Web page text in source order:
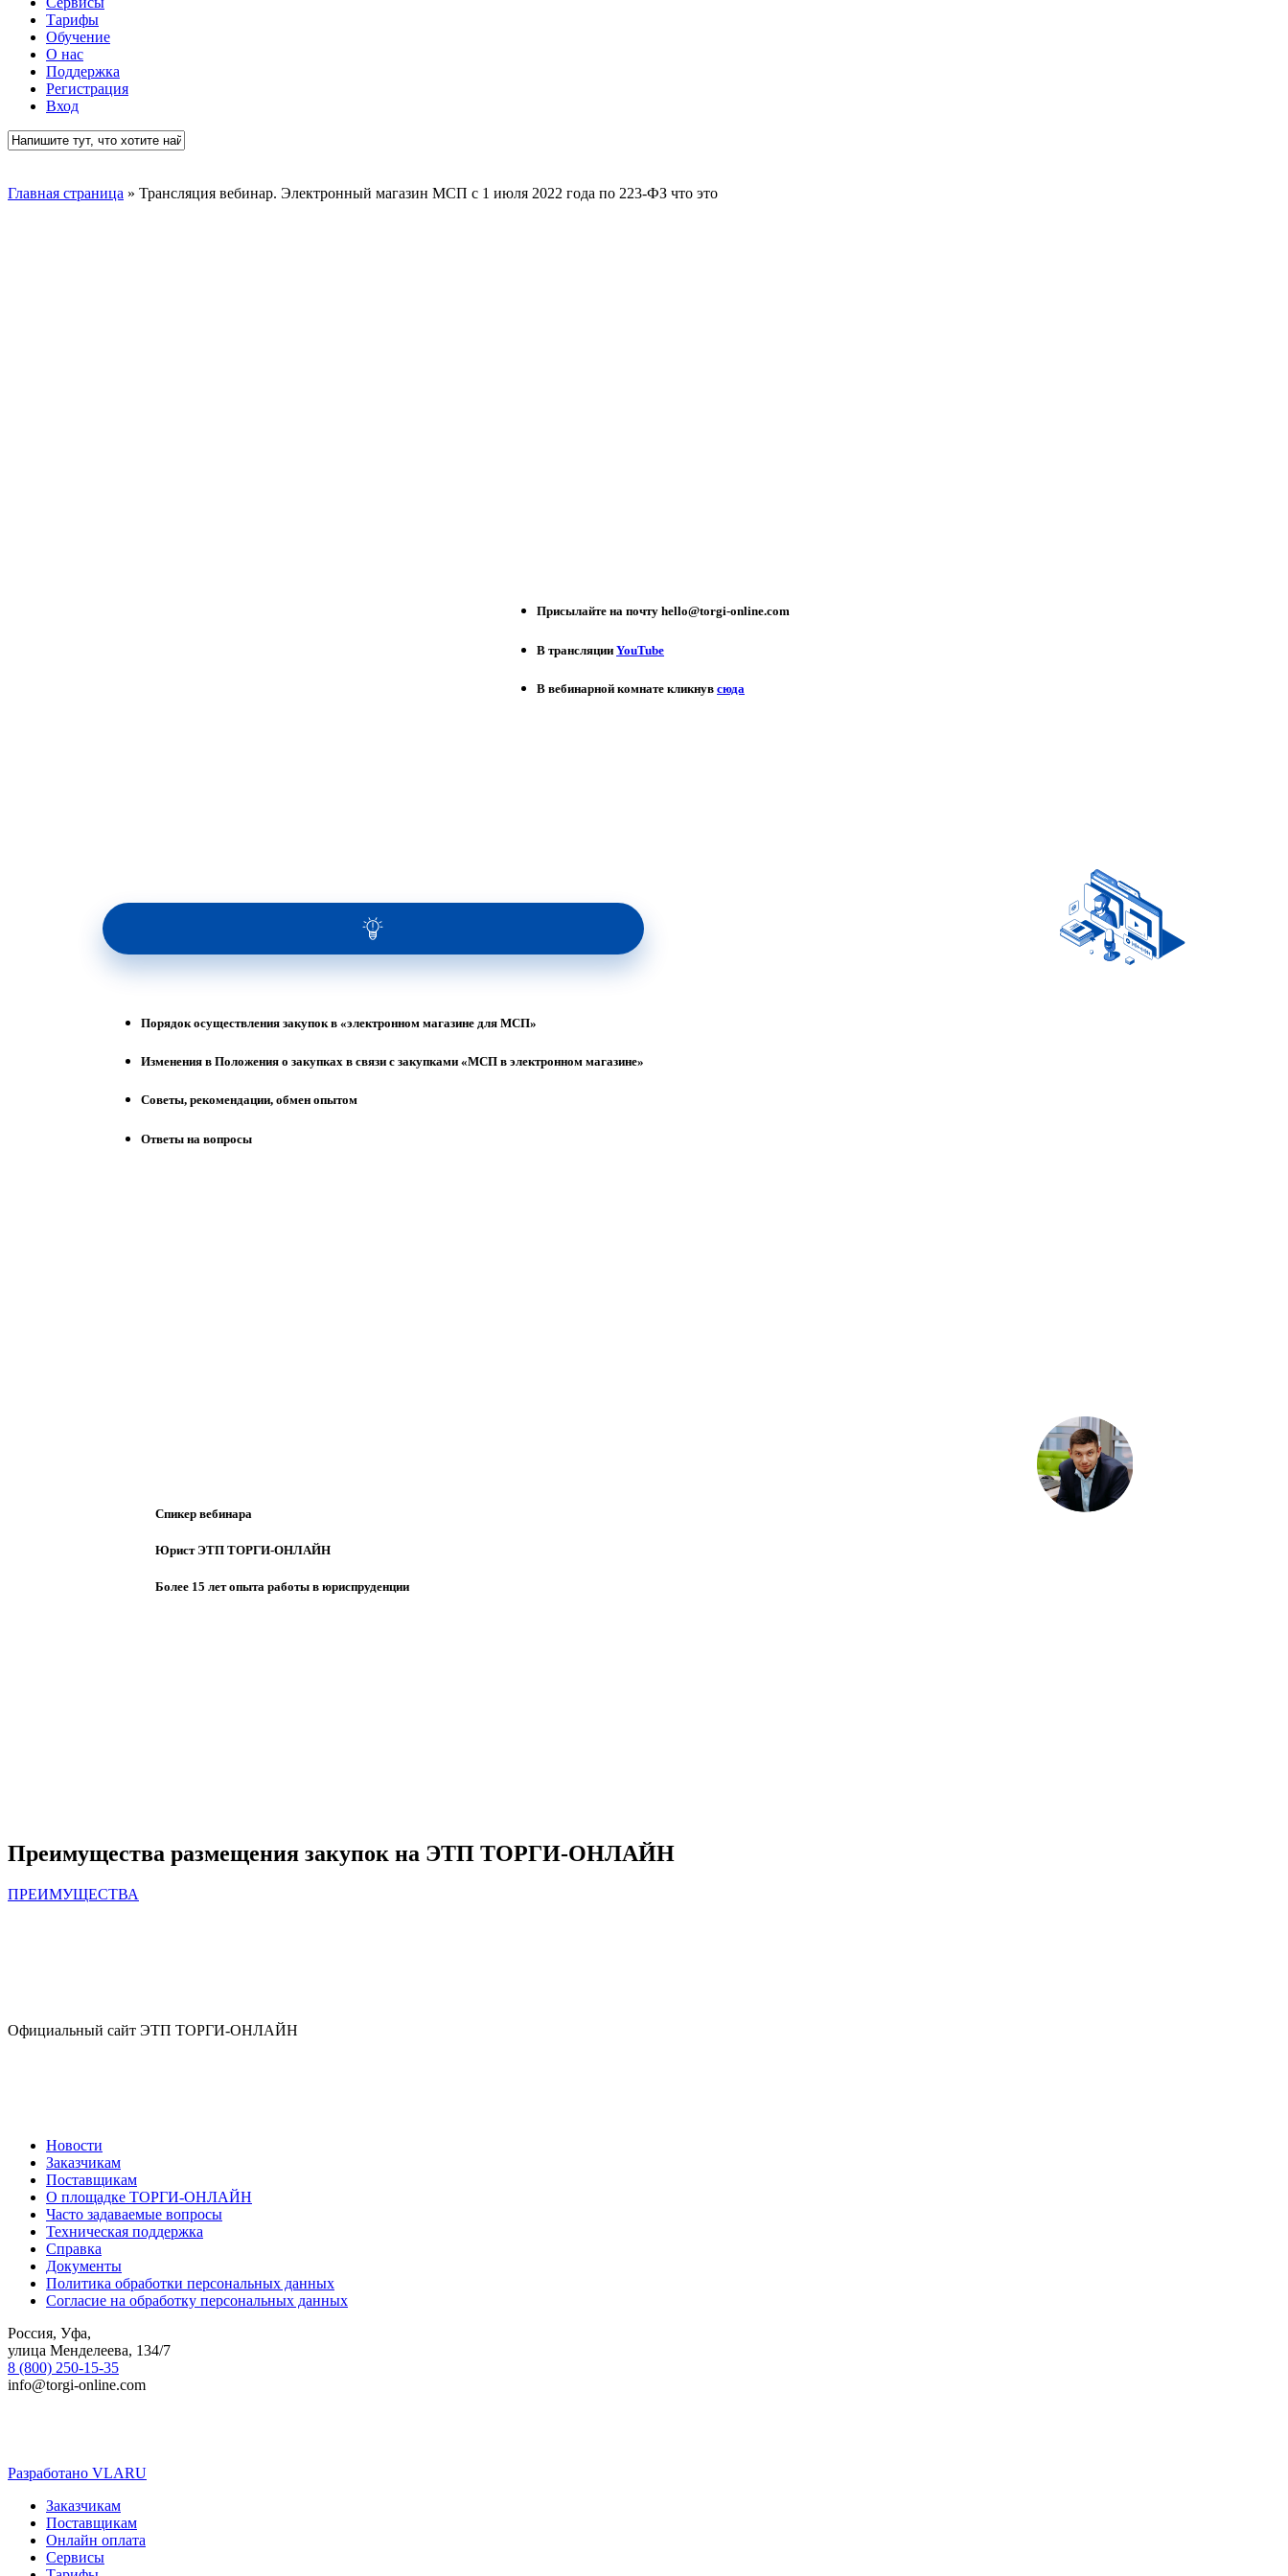
Тарифы
Обучение
О нас
Поддержка
Регистрация
Вход
Главная страница » Трансляция вебинар. Электронный магазин МСП с 1 июля 2022 года по 223-ФЗ что это
Присылайте на почту hello@torgi-online.com
В трансляции YouTube
В вебинарной комнате кликнув сюда
Порядок осуществления закупок в «электронном магазине для МСП»
Изменения в Положения о закупках в связи с закупками «МСП в электронном магазине»
Советы, рекомендации, обмен опытом
Ответы на вопросы
Спикер вебинара
Юрист ЭТП ТОРГИ-ОНЛАЙН
Более 15 лет опыта работы в юриспруденции
Преимущества размещения закупок на ЭТП ТОРГИ-ОНЛАЙН
ПРЕИМУЩЕСТВА
Официальный сайт ЭТП ТОРГИ-ОНЛАЙН
Новости
Заказчикам
Поставщикам
О площадке ТОРГИ-ОНЛАЙН
Часто задаваемые вопросы
Техническая поддержка
Справка
Документы
Политика обработки персональных данных
Согласие на обработку персональных данных
Россия, Уфа,
улица Менделеева, 134/7
8 (800) 250-15-35
info@torgi-online.com
Разработано VLARU
Close
Menu
Заказчикам
Поставщикам
Онлайн оплата
Сервисы